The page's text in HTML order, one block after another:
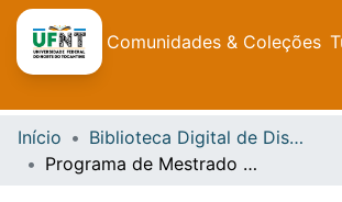
Comunidades & Coleções
Início
Biblioteca Digital de Dissertações e Teses da UFNT
Programa de Mestrado em Letras - PROFLETRAS